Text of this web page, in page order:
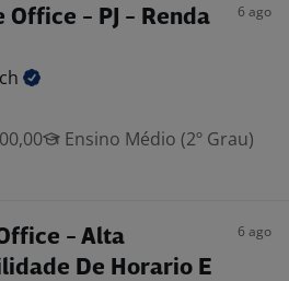
Office - PJ - Renda
6 ago
Ensino Médio (2º Grau)
- Alta
De Horario E
6 ago